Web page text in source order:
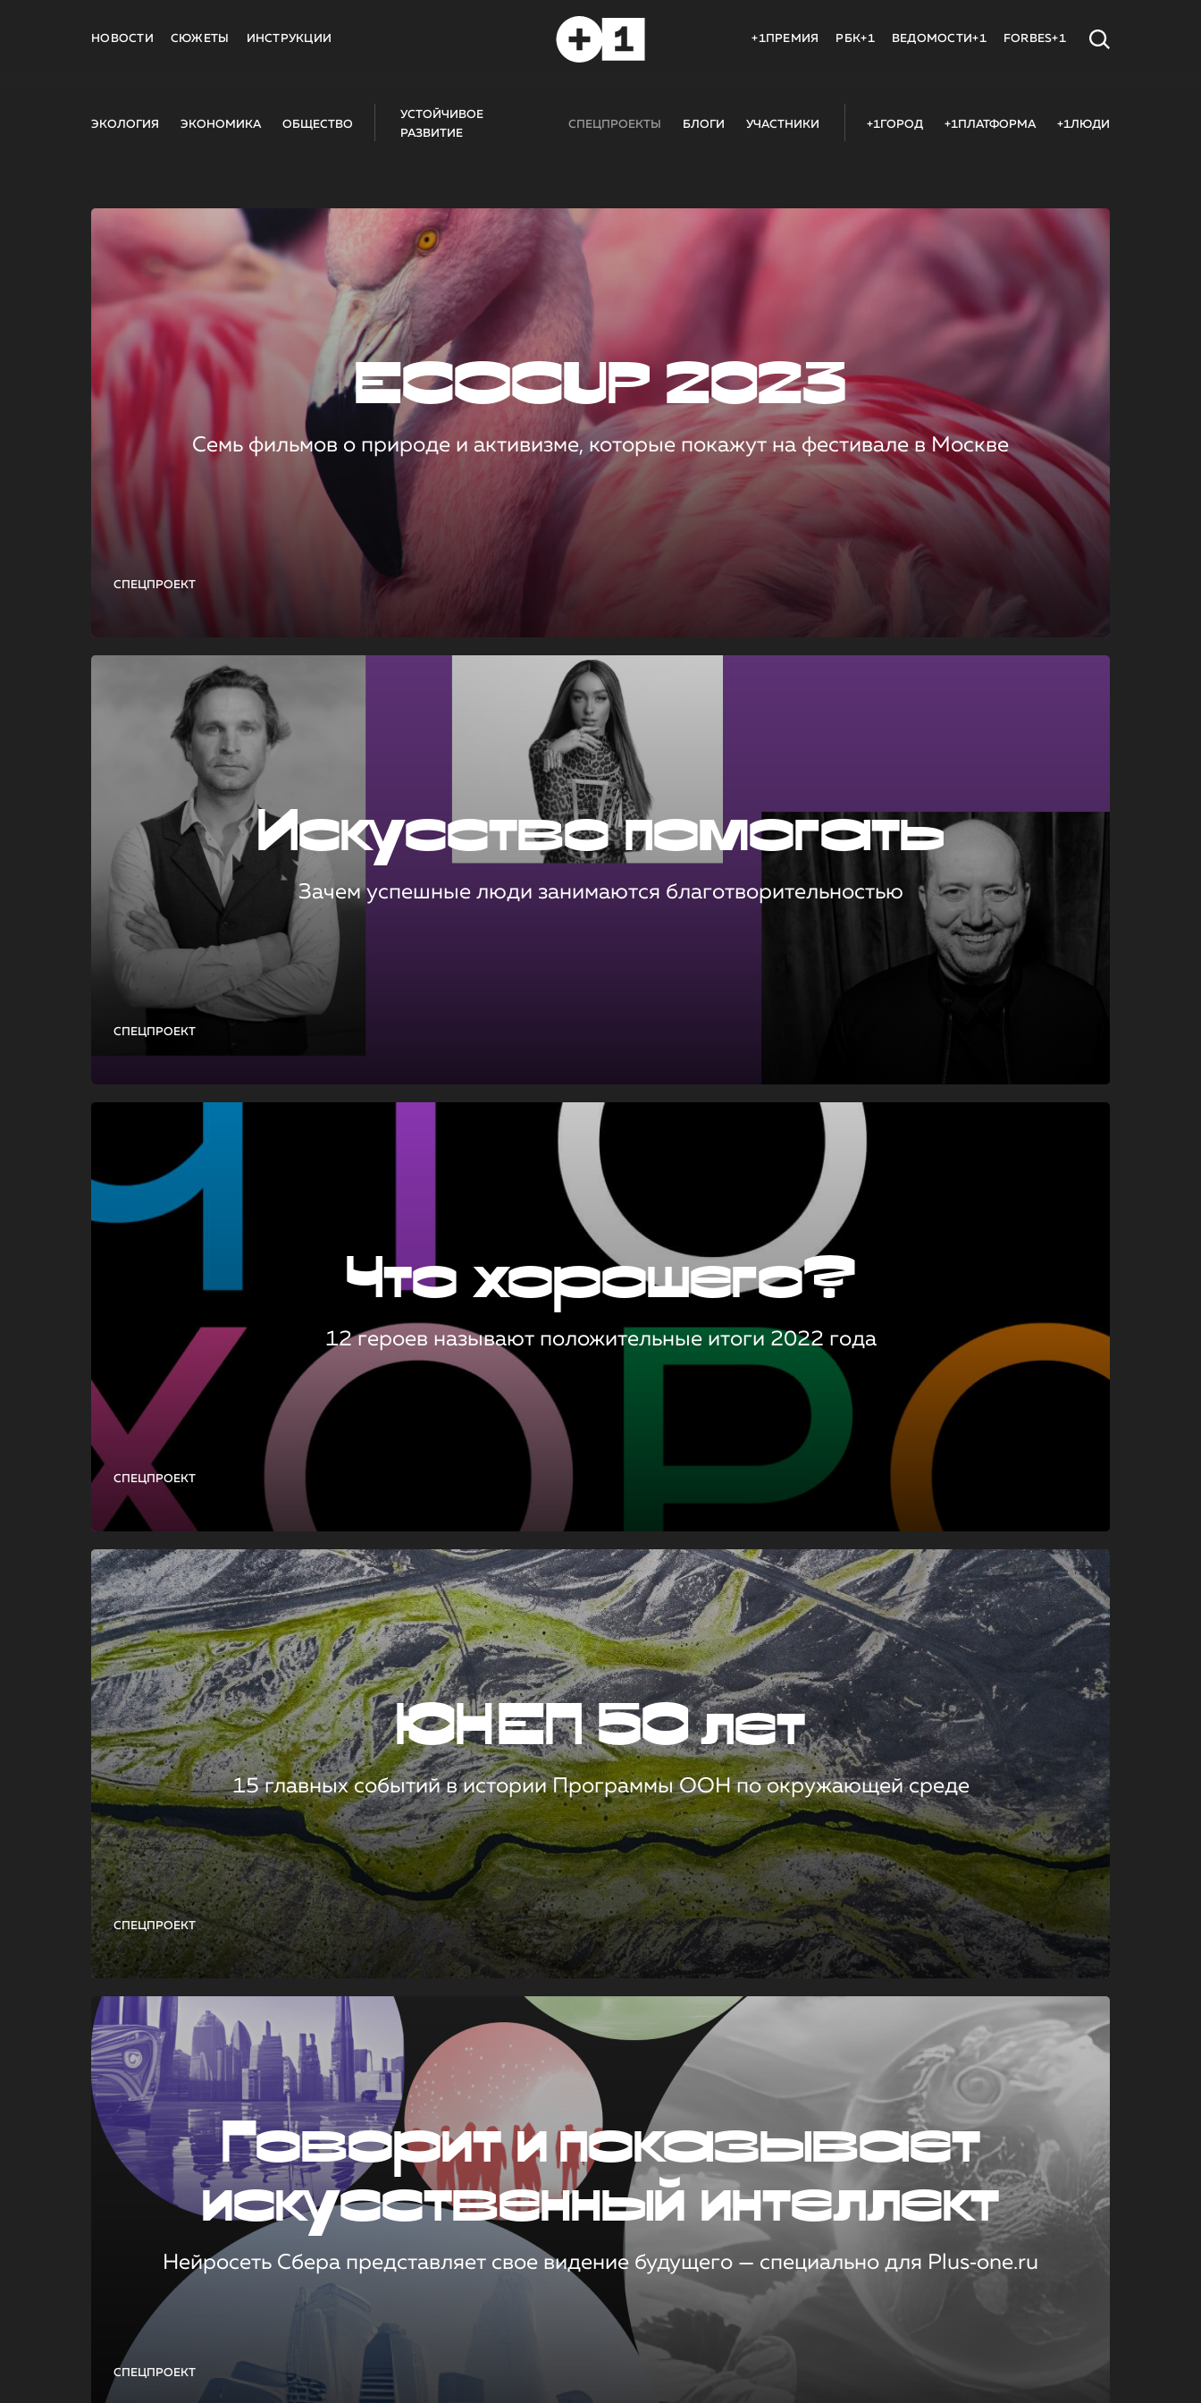
НОВОСТИ СЮЖЕТЫ ИНСТРУКЦИИ +1ПРЕМИЯ РБК+1 ВЕДОМОСТИ+1 FORBES+1
ЭКОЛОГИЯ ЭКОНОМИКА ОБЩЕСТВО
УСТОЙЧИВОЕ
РАЗВИТИЕ
СПЕЦПРОЕКТЫ БЛОГИ УЧАСТНИКИ +1ГОРОД +1ПЛАТФОРМА +1ЛЮДИ
СПЕЦПРОЕКТ
ECOCUP 2023
Семь фильмов о природе и активизме, которые покажут на фестивале в Москве
СПЕЦПРОЕКТ
Искусство помогать
Зачем успешные люди занимаются благотворительностью
СПЕЦПРОЕКТ
Что хорошего?
12 героев называют положительные итоги 2022 года
СПЕЦПРОЕКТ
ЮНЕП 50 лет
15 главных событий в истории Программы ООН по окружающей среде
СПЕЦПРОЕКТ
Говорит и показывает
искусственный интеллект
Нейросеть Сбера представляет свое видение будущего — специально для Plus‑one.ru